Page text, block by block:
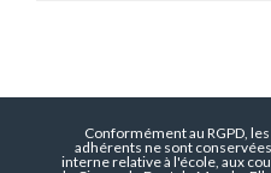
Conformément au RGPD,
adhérents ne sont
interne relative à l'école, aux